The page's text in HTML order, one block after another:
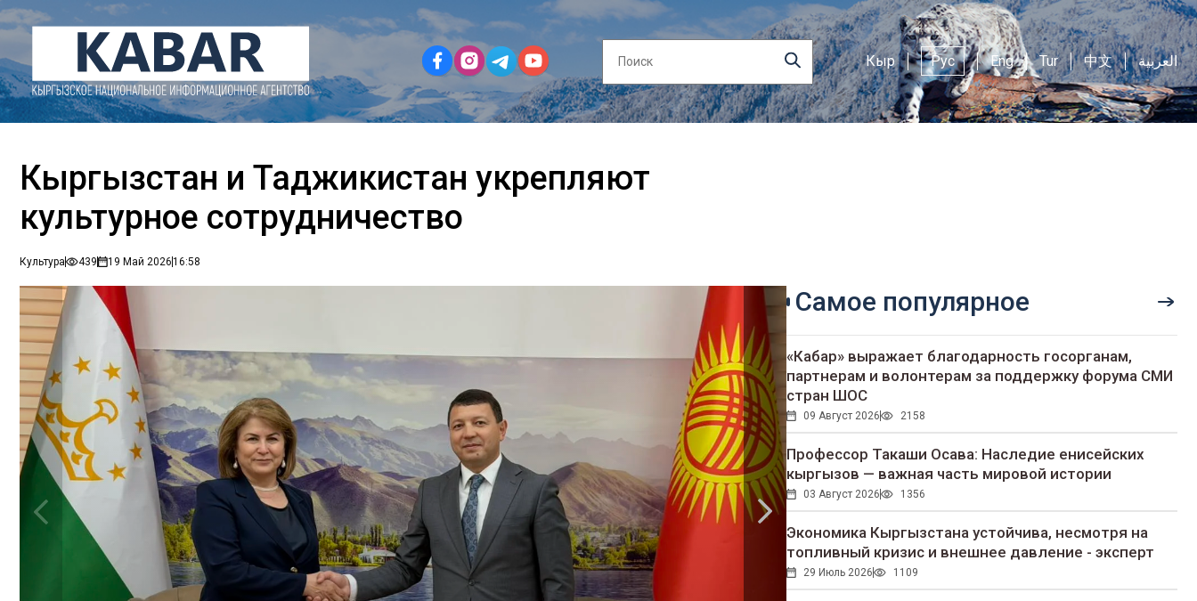
Кыр Рус Eng Tur 中文 العربية
Кыргызстан и Таджикистан укрепляют
культурное сотрудничество
Культура 439 19 Май 202616:58
Самое популярное
«Кабар» выражает благодарность госорганам,
партнерам и волонтерам за поддержку форума СМИ
стран ШОС
09 Август 2026 2158
Профессор Такаши Осава: Наследие енисейских
кыргызов — важная часть мировой истории
03 Август 2026 1356
Экономика Кыргызстана устойчива, несмотря на
топливный кризис и внешнее давление - эксперт
29 Июль 2026 1109